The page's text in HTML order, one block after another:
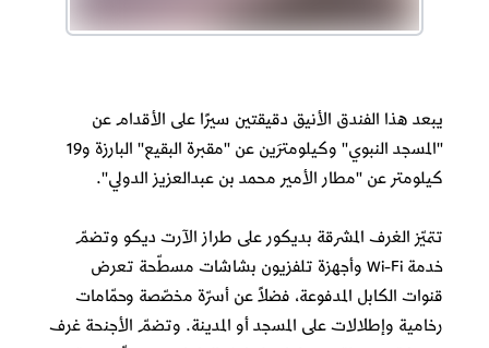
يبعد هذا الفندق الأنيق دقيقتين سيرًا على الأقدام عن
"المسجد النبوي" وكيلومترَين عن "مقبرة البقيع" البارزة و19
كيلومتر عن "مطار الأمير محمد بن عبدالعزيز الدولي".
تتميّز الغرف المشرقة بديكور على طراز الآرت ديكو وتضمّ
خدمة Wi-Fi وأجهزة تلفزيون بشاشات مسطّحة تعرض
قنوات الكابل المدفوعة، فضلاً عن أسرّة مخصّصة وحمّامات
رخامية وإطلالات على المسجد أو المدينة. وتضمّ الأجنحة غرف